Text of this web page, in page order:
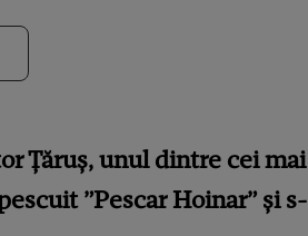
Țăruș, unul dintre cei mai
”Pescar Hoinar” și s-